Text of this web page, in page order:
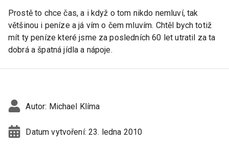
Prostě to chce čas, a i když o tom nikdo nemluví, tak
většinou i peníze a já vím o čem mluvím. Chtěl bych totiž
mít ty peníze které jsme za posledních 60 let utratil za ta
dobrá a špatná jídla a nápoje.
Autor: Michael Klíma
Datum vytvoření:23. ledna 2010